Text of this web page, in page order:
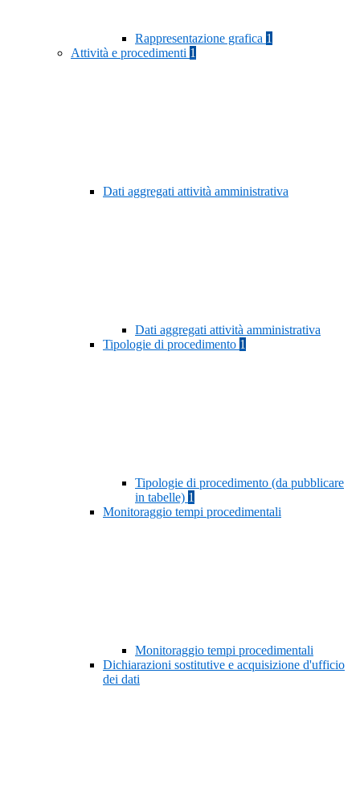
Rappresentazione grafica 1
Attività e procedimenti 1
Dati aggregati attività amministrativa
Dati aggregati attività amministrativa
Tipologie di procedimento 1
Tipologie di procedimento (da pubblicare
in tabelle) 1
Monitoraggio tempi procedimentali
Monitoraggio tempi procedimentali
Dichiarazioni sostitutive e acquisizione d'ufficio
dei dati